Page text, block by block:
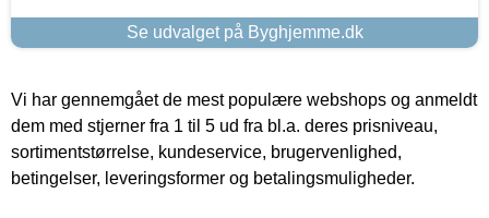
Se udvalget på Byghjemme.dk
Vi har gennemgået de mest populære webshops og anmeldt
dem med stjerner fra 1 til 5 ud fra bl.a. deres prisniveau,
sortimentstørrelse, kundeservice, brugervenlighed,
betingelser, leveringsformer og betalingsmuligheder.